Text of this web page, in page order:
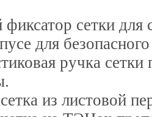
сетки для
для
ручка
из листовой